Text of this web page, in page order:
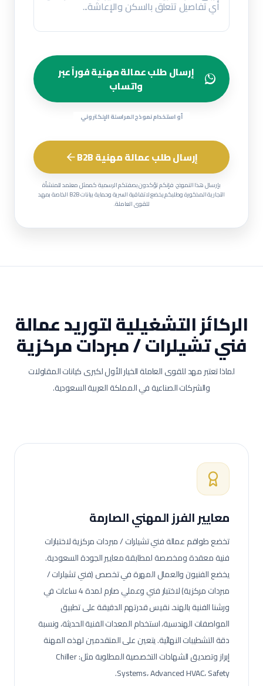
إرسال طلب عمالة مهنية فوراً عبر
واتساب
أو استخدام نموذج المراسلة الإلكتروني
إرسال طلب عمالة مهنية B2B
بإرسال هذا النموذج، فإنكم تؤكدون بصفتكم الرسمية كممثل معتمد للمنشأة
التجارية المذكورة وطلبكم يخضع لاتفاقية السرية وحماية بيانات B2B الخاصة بمهد
للقوى العاملة.
الركائز التشغيلية لتوريد عمالة
فني تشيلرات / مبردات مركزية
لماذا تعتبر مهد للقوى العاملة الخيار الأول لكبرى كيانات المقاولات
والشركات الصناعية في المملكة العربية السعودية.
معايير الفرز المهني الصارمة
تخضع طواقم عمالةفني تشيلرات / مبردات مركزيةلاختبارات
فنية معقدة ومخصصة لمطابقة معايير الجودة السعودية.
يخضع الفنيون والعمال المهرة في تخصص (فني تشيلرات /
مبردات مركزية) لاختبار فني وعملي صارم لمدة 4 ساعات في
ورشنا الفنية بالهند. نقيس قدرتهم الدقيقة على تطبيق
المواصفات الهندسية، استخدام المعدات الفنية الحديثة، ونسبة
دقة التشطيبات النهائية.يتعين على المتقدمين لهذه المهنة
إبراز وتصديق الشهادات التخصصية المطلوبة مثل: Chiller
Systems، Advanced HVAC، Safety.